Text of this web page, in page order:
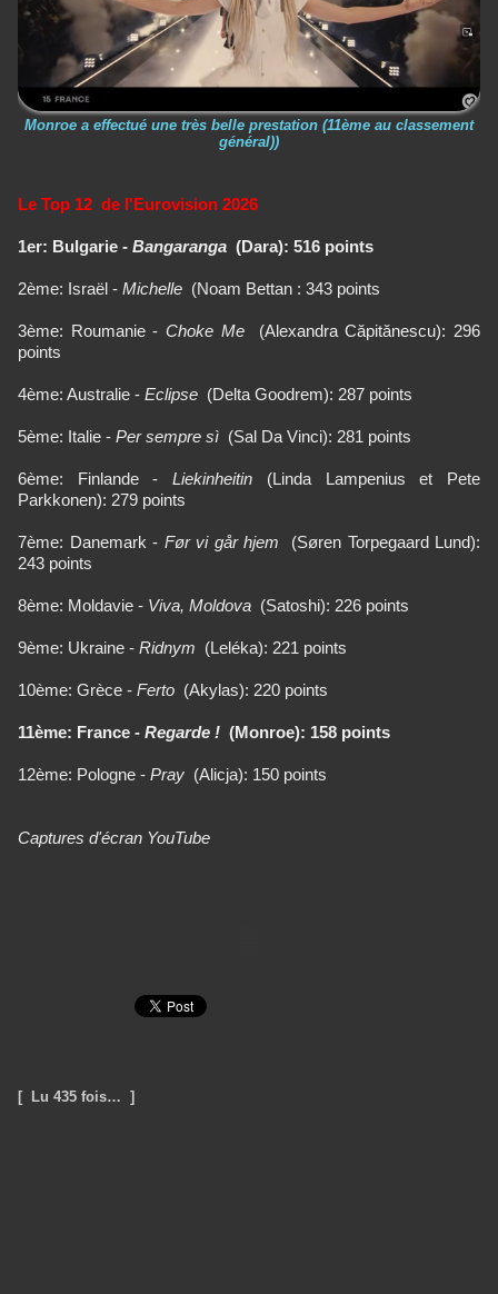
Monroe a effectué une très belle prestation (11ème au classement
général))
Le Top 12 de l'Eurovision 2026
1er: Bulgarie - Bangaranga (Dara): 516 points
2ème: Israël - Michelle (Noam Bettan : 343 points
3ème: Roumanie - Choke Me(Alexandra Căpitănescu): 296
points
4ème: Australie - Eclipse (Delta Goodrem): 287 points
5ème: Italie - Per sempre sì (Sal Da Vinci): 281 points
6ème: Finlande - Liekinheitin (Linda Lampenius et Pete
Parkkonen): 279 points
7ème: Danemark - Før vi går hjem (Søren Torpegaard Lund):
243 points
8ème: Moldavie - Viva, Moldova (Satoshi): 226 points
9ème: Ukraine - Ridnym (Leléka): 221 points
10ème: Grèce - Ferto (Akylas): 220 points
11ème: France - Regarde ! (Monroe): 158 points
12ème: Pologne - Pray (Alicja): 150 points
Captures d'écran YouTube
[ Lu 435 fois… ]